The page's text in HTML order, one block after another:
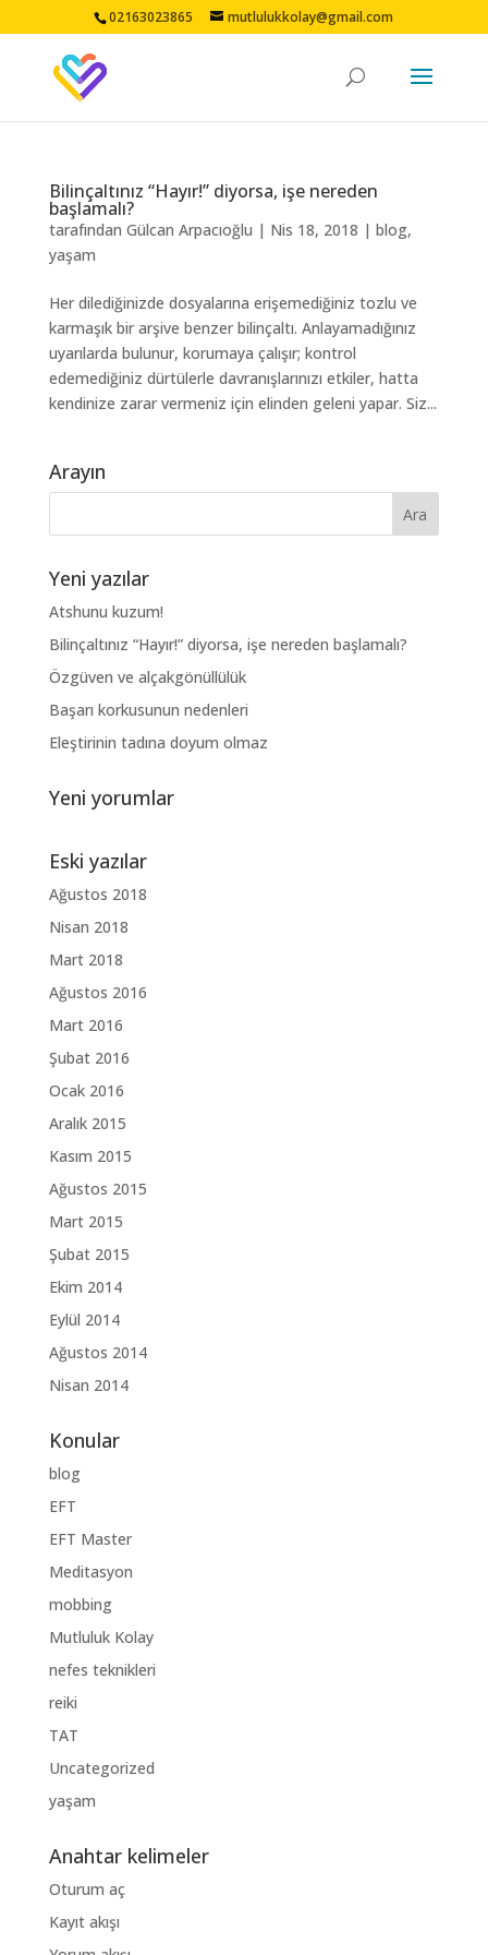
02163023865 mutlulukkolay@gmail.com
Bilinçaltınız “Hayır!” diyorsa, işe nereden
başlamalı?
tarafından Gülcan Arpacıoğlu | Nis 18, 2018 | blog,
yaşam
Her dilediğinizde dosyalarına erişemediğiniz tozlu ve
karmaşık bir arşive benzer bilinçaltı. Anlayamadığınız
uyarılarda bulunur, korumaya çalışır; kontrol
edemediğiniz dürtülerle davranışlarınızı etkiler, hatta
kendinize zarar vermeniz için elinden geleni yapar. Siz...
Arayın
Yeni yazılar
Atshunu kuzum!
Bilinçaltınız “Hayır!” diyorsa, işe nereden başlamalı?
Özgüven ve alçakgönüllülük
Başarı korkusunun nedenleri
Eleştirinin tadına doyum olmaz
Yeni yorumlar
Eski yazılar
Ağustos 2018
Nisan 2018
Mart 2018
Ağustos 2016
Mart 2016
Şubat 2016
Ocak 2016
Aralık 2015
Kasım 2015
Ağustos 2015
Mart 2015
Şubat 2015
Ekim 2014
Eylül 2014
Ağustos 2014
Nisan 2014
Konular
blog
EFT
EFT Master
Meditasyon
mobbing
Mutluluk Kolay
nefes teknikleri
reiki
TAT
Uncategorized
yaşam
Anahtar kelimeler
Oturum aç
Kayıt akışı